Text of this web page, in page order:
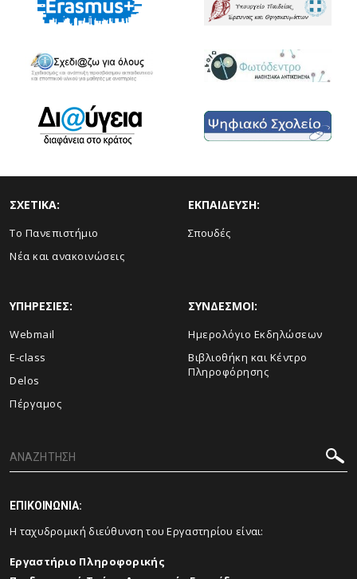
ΣΧΕΤΙΚΑ:
Το Πανεπιστήμιο
Νέα και ανακοινώσεις
ΕΚΠΑΙΔΕΥΣΗ:
Σπουδές
ΥΠΗΡΕΣΙΕΣ:
Webmail
E-class
Delos
Πέργαμος
ΣΥΝΔΕΣΜΟΙ:
Ημερολόγιο Εκδηλώσεων
Βιβλιοθήκη και Κέντρο
Πληροφόρησης
ΕΠΙΚΟΙΝΩΝΙΑ:
Η ταχυδρομική διεύθυνση του Εργαστηρίου είναι:
Εργαστήριο Πληροφορικής